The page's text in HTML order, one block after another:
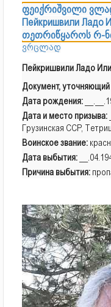
ფეიქრიშვილი
Пейкришвили Ладо
თეთრიწყაროს რ-
ვრცლად
Пейкришвили Ладо
Документ,
Дата рождения:
Дата и место призыва:
Грузинская ССР,
Воинское звание:
Дата выбытия:
Причина выбытия: